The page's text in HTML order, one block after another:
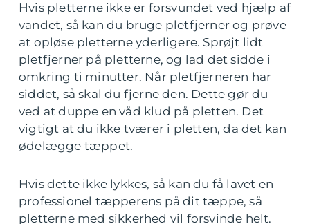
Hvis pletterne ikke er forsvundet ved hjælp af
vandet, så kan du bruge pletfjerner og prøve
at opløse pletterne yderligere. Sprøjt lidt
pletfjerner på pletterne, og lad det sidde i
omkring ti minutter. Når pletfjerneren har
siddet, så skal du fjerne den. Dette gør du
ved at duppe en våd klud på pletten. Det
vigtigt at du ikke tværer i pletten, da det kan
ødelægge tæppet.
Hvis dette ikke lykkes, så kan du få lavet en
professionel tæpperens på dit tæppe, så
pletterne med sikkerhed vil forsvinde helt.